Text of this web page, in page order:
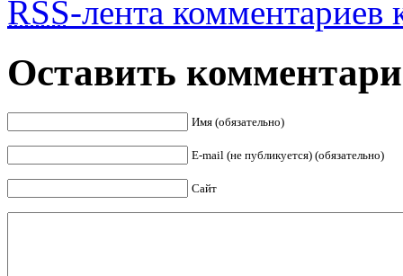
RSS-лента комментариев
Оставить
Имя (обязательно)
E-mail (не публикуется) (обязательно)
Сайт